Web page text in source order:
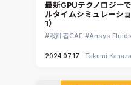
最新GPUテクノロジー
ルタイムシミュレーシ
1）
設計者CAE Ansys Fluids
2024.07.17 Takumi